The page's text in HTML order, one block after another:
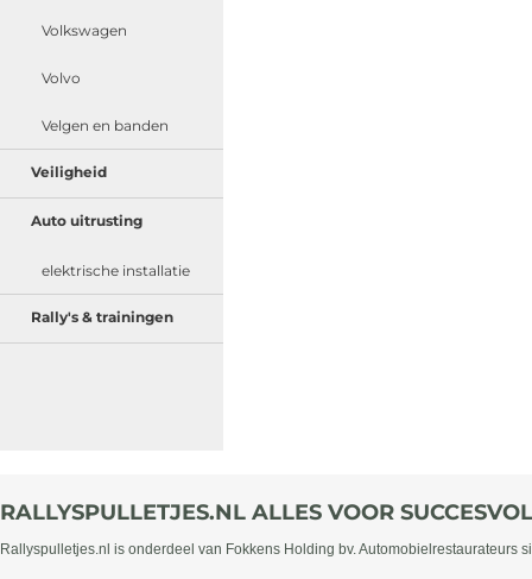
Volkswagen
Volvo
Velgen en banden
Veiligheid
Auto uitrusting
elektrische installatie
Rally's & trainingen
RALLYSPULLETJES.NL ALLES VOOR
Rallyspulletjes.nl is onderdeel van Fokkens Holding bv. Automobielrestaurateurs